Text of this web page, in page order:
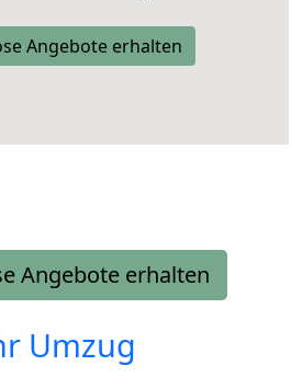
Angebote erhalten
Angebote erhalten
Umzug